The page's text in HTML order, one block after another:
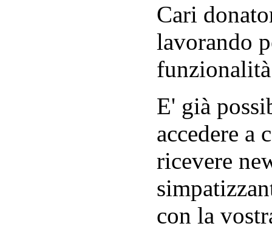
Cari
lavorando
E' già
accedere a
ricevere
con la